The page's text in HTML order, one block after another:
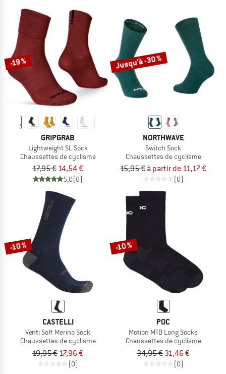
-19 %
GRIPGRAB
Lightweight SL Sock
Chaussettes de cyclisme
17,95 € 14,54 €
5,0(6)
Jusqu'à -30 %
NORTHWAVE
Switch Sock
Chaussettes de cyclisme
15,95 € à partir de 11,17 €
(0)
-10 %
CASTELLI
Venti Soft Merino Sock
Chaussettes de cyclisme
19,95 € 17,96 €
(0)
-10 %
POC
Motion MTB Long Socks
Chaussettes de cyclisme
34,95 € 31,46 €
(0)